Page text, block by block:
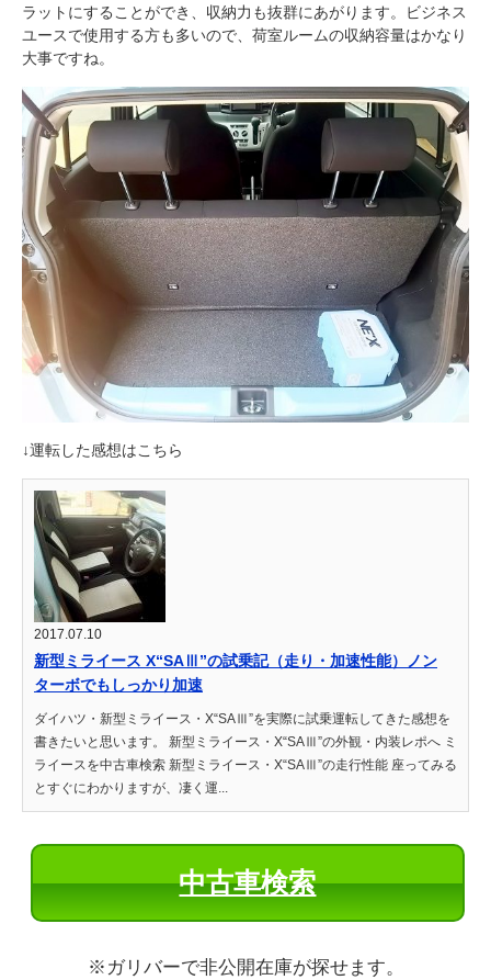
ラットにすることができ、収納力も抜群にあがります。ビジネス
ユースで使用する方も多いので、荷室ルームの収納容量はかなり
大事ですね。
↓運転した感想はこちら
2017.07.10
新型ミライース X“SAⅢ”の試乗記（走り・加速性能）ノン
ターボでもしっかり加速
ダイハツ・新型ミライース・X“SAⅢ”を実際に試乗運転してきた感想を
書きたいと思います。 新型ミライース・X“SAⅢ”の外観・内装レポへ ミ
ライースを中古車検索 新型ミライース・X“SAⅢ”の走行性能 座ってみる
とすぐにわかりますが、凄く運...
中古車検索
※ガリバーで非公開在庫が探せます。